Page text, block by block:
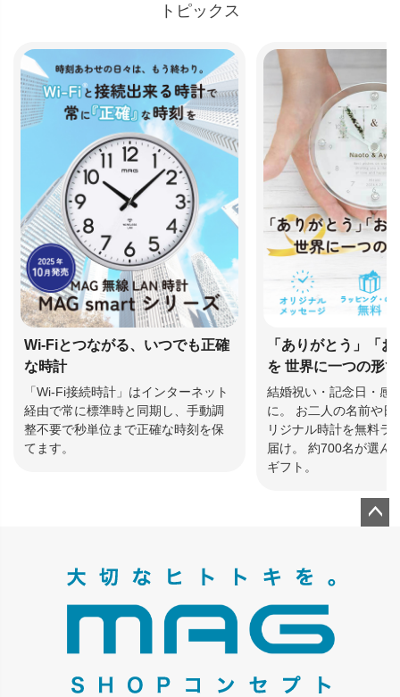
トピックス
Wi-Fiとつながる、いつでも正確
な時計
「Wi-Fi接続時計」はインターネット
経由で常に標準時と同期し、手動調
整不要で秒単位まで正確な時刻を保
てます。
「ありがとう」「
を 世界に一つの形
結婚祝い・記念日・感
に。 お二人の名前や日
リジナル時計を無料ラ
届け。 約700名が選ん
ギフト。